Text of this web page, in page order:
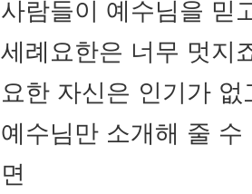
사람들이 예수님을 믿
세례요한은 너무 멋지
요한 자신은 인기가
예수님만 소개해 줄
면